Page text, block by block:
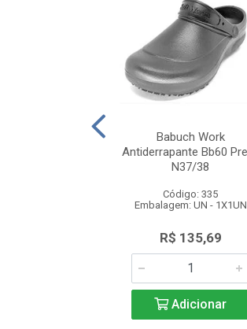
Babuch Work
Antiderrapante Bb60
N37/38
Código: 335
Embalagem: UN - 1X1UN
R$ 135,69
Adicionar